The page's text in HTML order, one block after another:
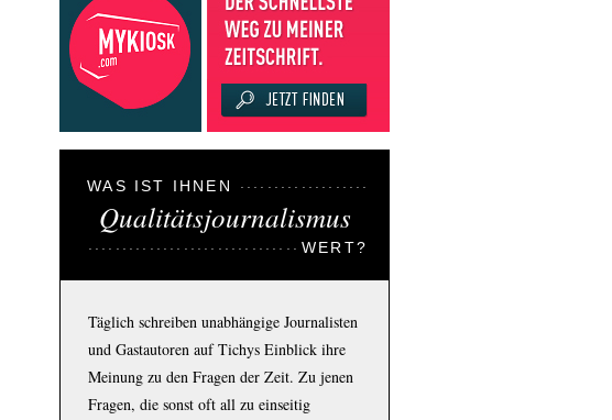
WAS IST IHNEN
Qualitätsjournalismus
WERT?
Täglich schreiben unabhängige Journalisten
und Gastautoren auf Tichys Einblick ihre
Meinung zu den Fragen der Zeit. Zu jenen
Fragen, die sonst oft all zu einseitig